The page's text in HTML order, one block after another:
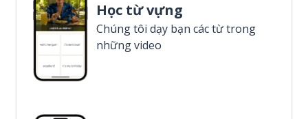
Học từ vựng
Chúng tôi dạy bạn các từ trong
những video